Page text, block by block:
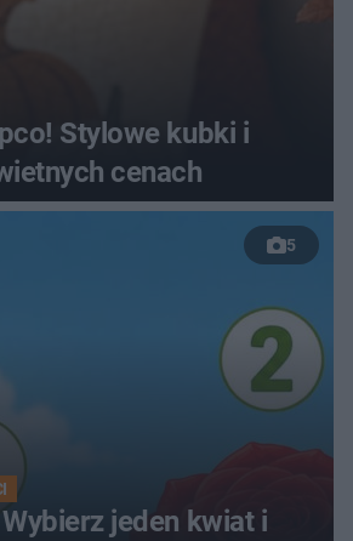
Stylowe kubki i
cenach
5
jeden kwiat i